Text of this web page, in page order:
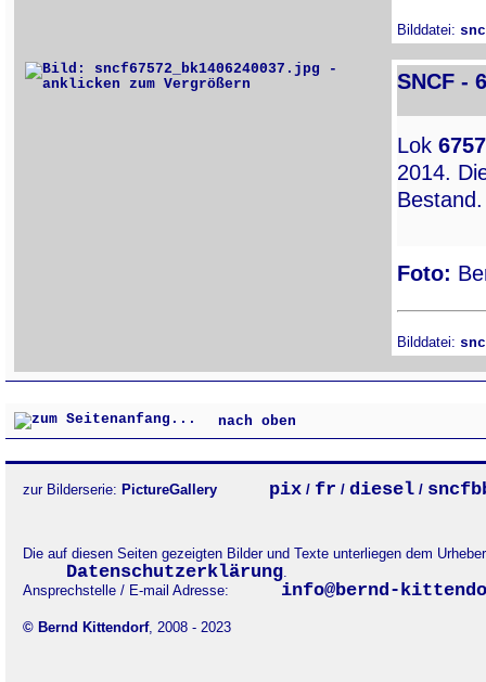
Bilddatei:
SNCF -
Lok
2014.
Bestand.
Foto:
Bilddatei:
nach oben
zur Bilderserie: PictureGallery pix / fr / diesel /
Die auf diesen Seiten gezeigten Bilder und Texte unterliegen dem
Datenschutzerklärung.
Ansprechstelle / E-mail Adresse:
info@bernd-
© Bernd Kittendorf, 2008 - 2023